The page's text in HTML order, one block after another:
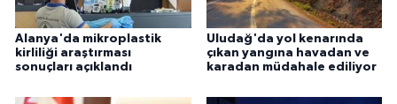
Alanya'da mikroplastik
kirliliği araştırması
sonuçları açıklandı
Uludağ'da yol kenarında
çıkan yangına havadan ve
karadan müdahale ediliyor